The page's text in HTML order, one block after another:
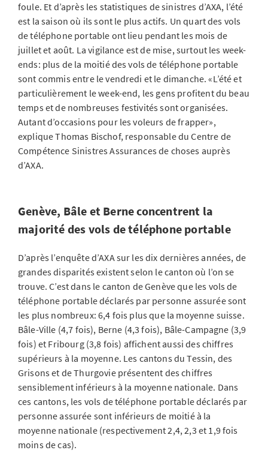
foule. Et d’après les statistiques de sinistres d’AXA, l’été
est la saison où ils sont le plus actifs. Un quart des vols
de téléphone portable ont lieu pendant les mois de
juillet et août. La vigilance est de mise, surtout les week-
ends: plus de la moitié des vols de téléphone portable
sont commis entre le vendredi et le dimanche. «L’été et
particulièrement le week-end, les gens profitent du beau
temps et de nombreuses festivités sont organisées.
Autant d’occasions pour les voleurs de frapper»,
explique Thomas Bischof, responsable du Centre de
Compétence Sinistres Assurances de choses auprès
d’AXA.
Genève, Bâle et Berne concentrent la
majorité des vols de téléphone portable
D’après l’enquête d’AXA sur les dix dernières années, de
grandes disparités existent selon le canton où l’on se
trouve. C’est dans le canton de Genève que les vols de
téléphone portable déclarés par personne assurée sont
les plus nombreux: 6,4 fois plus que la moyenne suisse.
Bâle-Ville (4,7 fois), Berne (4,3 fois), Bâle-Campagne (3,9
fois) et Fribourg (3,8 fois) affichent aussi des chiffres
supérieurs à la moyenne. Les cantons du Tessin, des
Grisons et de Thurgovie présentent des chiffres
sensiblement inférieurs à la moyenne nationale. Dans
ces cantons, les vols de téléphone portable déclarés par
personne assurée sont inférieurs de moitié à la
moyenne nationale (respectivement 2,4, 2,3 et 1,9 fois
moins de cas).